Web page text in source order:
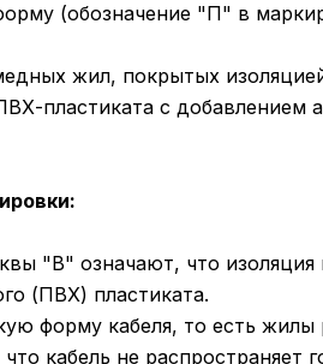
(обозначение "П" в
жил, покрытых
пластиката с
"В" означают, что изоляция
(ПВХ) пластиката.
форму кабеля, то есть
кабель не распространяет